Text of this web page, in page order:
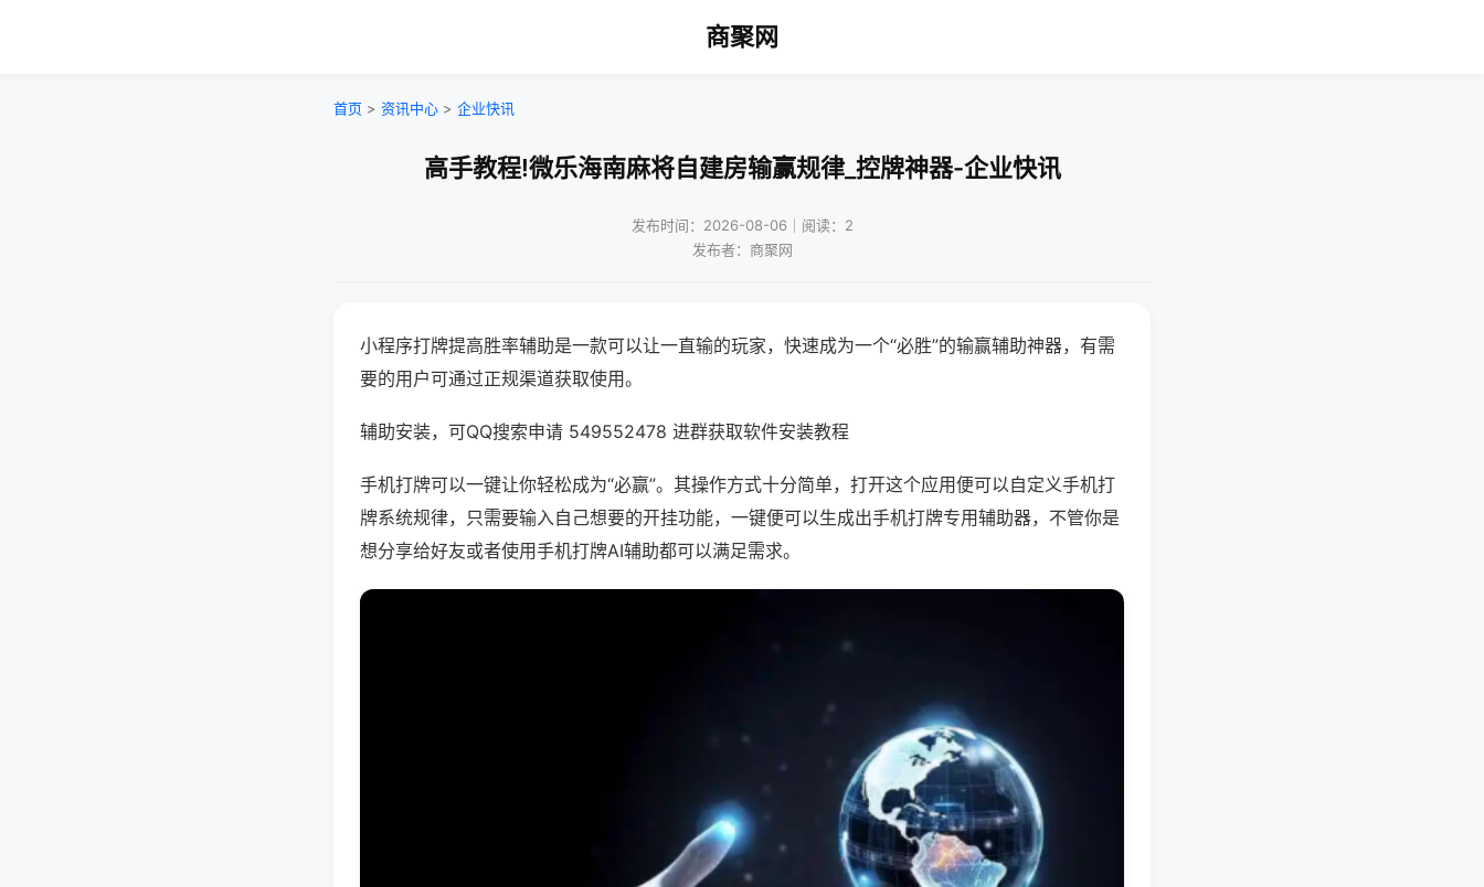
商聚网
首页 > 资讯中心 > 企业快讯
高手教程!微乐海南麻将自建房输赢规律_控牌神器-企业快讯
发布时间：2026-08-06｜阅读：2
发布者：商聚网
小程序打牌提高胜率辅助是一款可以让一直输的玩家，快速成为一个“必胜”的输赢辅助神器，有需
要的用户可通过正规渠道获取使用。
辅助安装，可QQ搜索申请 549552478 进群获取软件安装教程
手机打牌可以一键让你轻松成为“必赢”。其操作方式十分简单，打开这个应用便可以自定义手机打
牌系统规律，只需要输入自己想要的开挂功能，一键便可以生成出手机打牌专用辅助器，不管你是
想分享给好友或者使用手机打牌AI辅助都可以满足需求。